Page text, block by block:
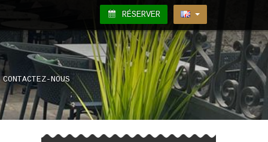
RÉSERVER
CONTACTEZ-NOUS